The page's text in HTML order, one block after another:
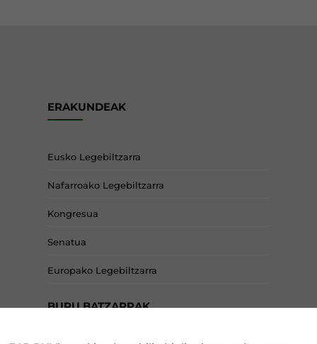
ERAKUNDEAK
Eusko Legebiltzarra
Nafarroako Legebiltzarra
Kongresua
Senatua
Europako Legebiltzarra
BURU BATZARRAK